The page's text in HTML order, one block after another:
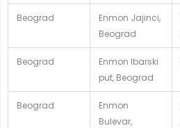
Beograd
Enmon Jajinci,
Beograd
Beograd
Enmon Ibarski
put, Beograd
Beograd
Enmon
Bulevar,